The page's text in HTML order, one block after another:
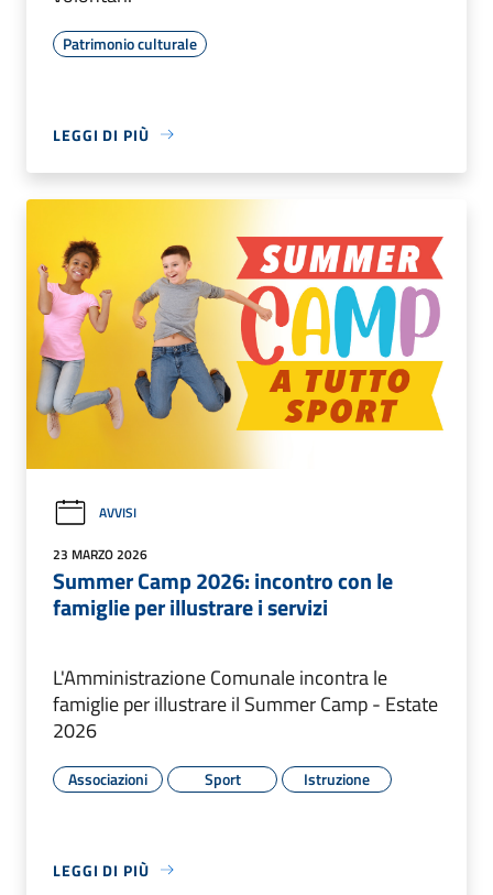
Patrimonio culturale
LEGGI DI PIÙ
AVVISI
23 MARZO 2026
Summer Camp 2026: incontro con le
famiglie per illustrare i servizi
L'Amministrazione Comunale incontra le
famiglie per illustrare il Summer Camp - Estate
2026
Associazioni Sport Istruzione
LEGGI DI PIÙ